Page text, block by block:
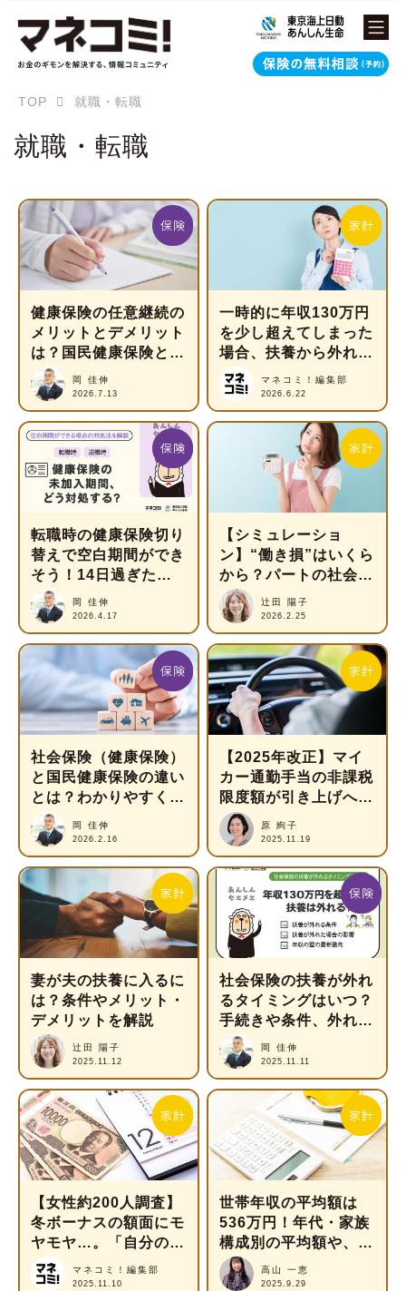
TOP 就職・転職
就職・転職
健康保険の任意継続の
メリットとデメリット
は？国民健康保険と比
べてどっちがいいの？
岡 佳伸
2026.7.13
一時的に年収130万円
を少し超えてしまった
場合、扶養から外れま
すか？ マネコミ！編集部
2026.6.22
転職時の健康保険切り
替えで空白期間ができ
そう！14日過ぎた場
合の病院受診など対処
法を解説
岡 佳伸
2026.4.17
【シミュレーショ
ン】“働き損”はいくら
から？パートの社会保
険料の計算方法を解説
辻田 陽子
2026.2.25
社会保険（健康保険）
と国民健康保険の違い
とは？わかりやすく解
説
岡 佳伸
2026.2.16
【2025年改正】マイ
カー通勤手当の非課税
限度額が引き上げへ！
自分の手取りはどう変
わる？
原 絢子
2025.11.19
妻が夫の扶養に入るに
は？条件やメリット・
デメリットを解説
辻田 陽子
2025.11.12
社会保険の扶養が外れ
るタイミングはいつ？
手続きや条件、外れた
場合の影響を解説
岡 佳伸
2025.11.11
【女性約200人調査】
冬ボーナスの額面にモ
ヤモヤ…。「自分の給
料」のリアルな満足度
は？
マネコミ！編集部
2025.11.10
世帯年収の平均額は
536万円！年代・家族
構成別の平均額や、適
正な家賃の目安も解説
高山 一恵
2025.9.29